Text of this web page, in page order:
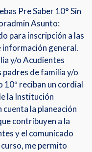
Pre Saber 10° Sin
Asunto:
para inscripción a las
información general.
y/o Acudientes
de familia y/o
reciban un cordial
la Institución
cuenta la planeación
contribuyen a la
y el comunicado
me permito